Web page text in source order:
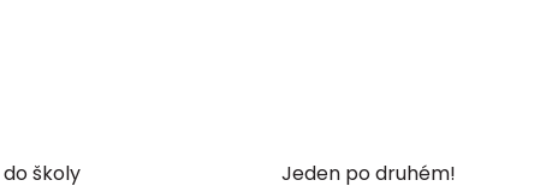
školy Jeden po druhém!